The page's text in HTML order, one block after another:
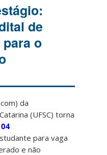
de
o
da
(UFSC) torna
para vaga
e não